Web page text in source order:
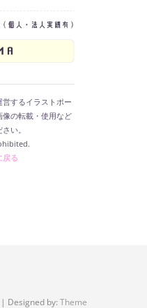
するイラストポー
像の転載・使用など
い。
戻る
| Designed by: Theme